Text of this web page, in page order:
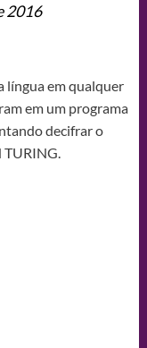
2016
língua em qualquer
em um programa
decifrar o
TURING.